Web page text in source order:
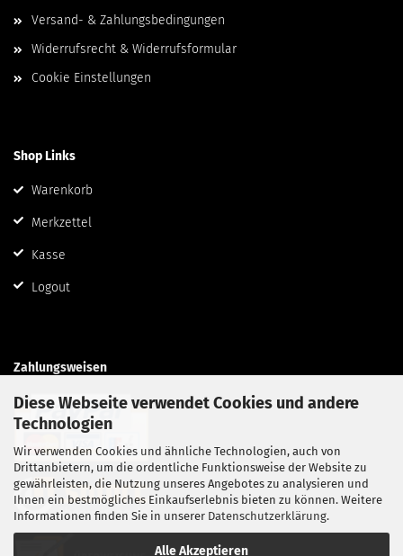
Diese Webseite verwendet Cookies und andere
Technologien
Wir verwenden Cookies und ähnliche Technologien, auch von
Drittanbietern, um die ordentliche Funktionsweise der Website zu
gewährleisten, die Nutzung unseres Angebotes zu analysieren und
Ihnen ein bestmögliches Einkaufserlebnis bieten zu können. Weitere
Informationen finden Sie in unserer Datenschutzerklärung.
Alle Akzeptieren
Versand- & Zahlungsbedingungen
Widerrufsrecht & Widerrufsformular
Cookie Einstellungen
Shop Links
Warenkorb
Merkzettel
Kasse
Logout
Zahlungsweisen